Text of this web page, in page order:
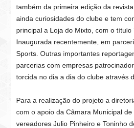
também da primeira edição da
ainda curiosidades do clube e tem
principal a Loja do Mixto, com o título
Inaugurada recentemente, em
Sports.Outras importantes
parcerias com empresas
torcida no dia a dia do clube através
Para a realização do projeto a
com o apoio da Câmara Municipal
vereadores Julio Pinheiro e Toninho